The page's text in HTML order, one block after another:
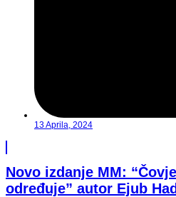
13 Aprila, 2024
Novo izdanje MM:
određuje” autor Ejub